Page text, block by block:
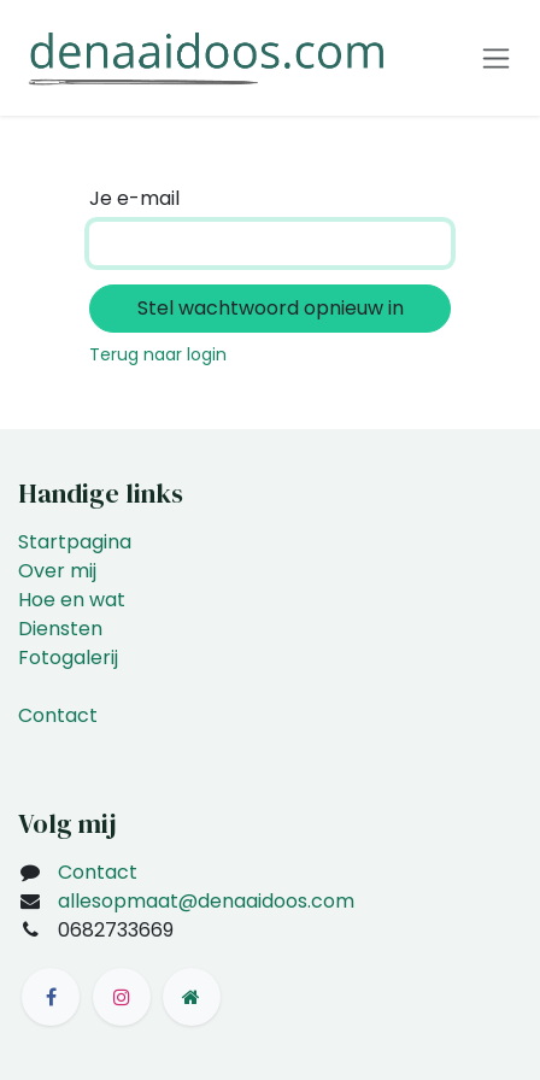
Je e-mail
Stel wachtwoord opnieuw in
Terug naar login
Handige links
Startpagina
Over mij
Hoe en wat
Diensten
Fotogalerij
Contact
Volg mij
Contact
allesopmaat@denaaidoos.com
0682733669